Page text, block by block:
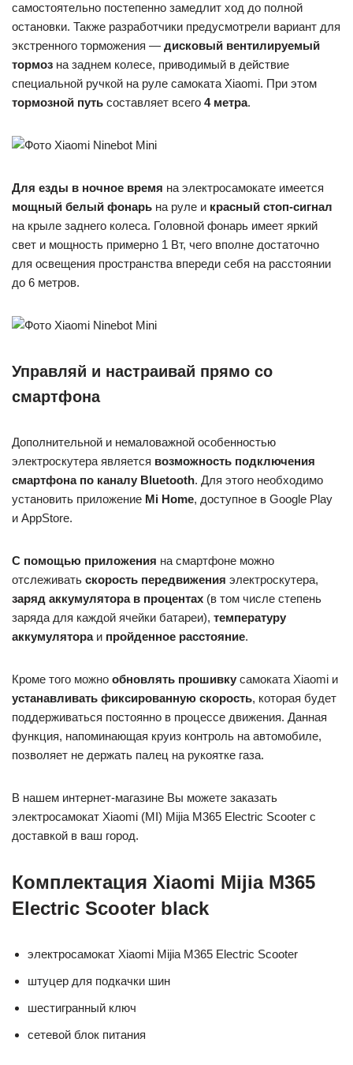
самостоятельно постепенно замедлит ход до полной
остановки. Также разработчики предусмотрели вариант для
экстренного торможения — дисковый вентилируемый
тормоз на заднем колесе, приводимый в действие
специальной ручкой на руле самоката Xiaomi. При этом
тормозной путь составляет всего 4 метра.
Для езды в ночное время на электросамокате имеется
мощный белый фонарь на руле и красный стоп-сигнал
на крыле заднего колеса. Головной фонарь имеет яркий
свет и мощность примерно 1 Вт, чего вполне достаточно
для освещения пространства впереди себя на расстоянии
до 6 метров.
Управляй и настраивай прямо со
смартфона
Дополнительной и немаловажной особенностью
электроскутера является возможность подключения
смартфона по каналу Bluetooth. Для этого необходимо
установить приложение Mi Home, доступное в Google Play
и AppStore.
С помощью приложения на смартфоне можно
отслеживать скорость передвижения электроскутера,
заряд аккумулятора в процентах (в том числе степень
заряда для каждой ячейки батареи), температуру
аккумулятораи пройденное расстояние.
Кроме того можно обновлять прошивку самоката Xiaomi и
устанавливать фиксированную скорость, которая будет
поддерживаться постоянно в процессе движения. Данная
функция, напоминающая круиз контроль на автомобиле,
позволяет не держать палец на рукоятке газа.
В нашем интернет-магазине Вы можете заказать
электросамокат Xiaomi (MI) Mijia M365 Electric Scooter с
доставкой в ваш город.
Комплектация Xiaomi Mijia M365
Electric Scooter black
электросамокат Xiaomi Mijia M365 Electric Scooter
штуцер для подкачки шин
шестигранный ключ
сетевой блок питания